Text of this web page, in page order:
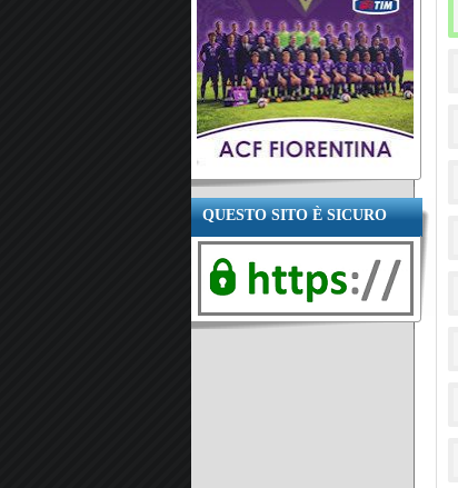
QUESTO SITO È SICURO